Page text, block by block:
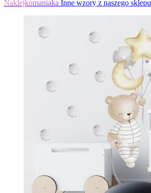
Naklejkomaniaka Inne wzory z naszego sklepu